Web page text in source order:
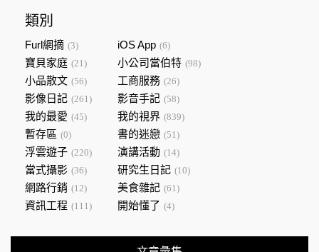
類別
Furl網摘 (3) iOS App (6)
寶貝家庭 (21) 小公司當伯特 (98)
小品散文 (56) 工商服務 (26)
影像日記 (261) 影音手記 (58)
我的最愛 (45) 我的視界 (839)
暫存區 (0) 書的迷戀 (51)
浮雲遊子 (220) 演講活動 (14)
當式攝影 (36) 研究生日記 (10)
網路行銷 (12) 美食雜記 (61)
資訊工程 (111) 開始懂了 (4)